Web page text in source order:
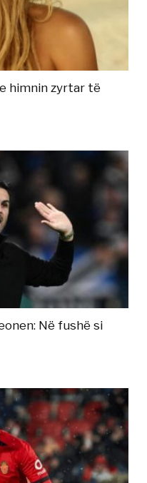
himnin zyrtar të
Në fushë si